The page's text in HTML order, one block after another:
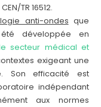
TR 16512.
anti-ondes que
développée en
secteur médical et
exigeant une
Son efficacité est
indépendant
aux normes